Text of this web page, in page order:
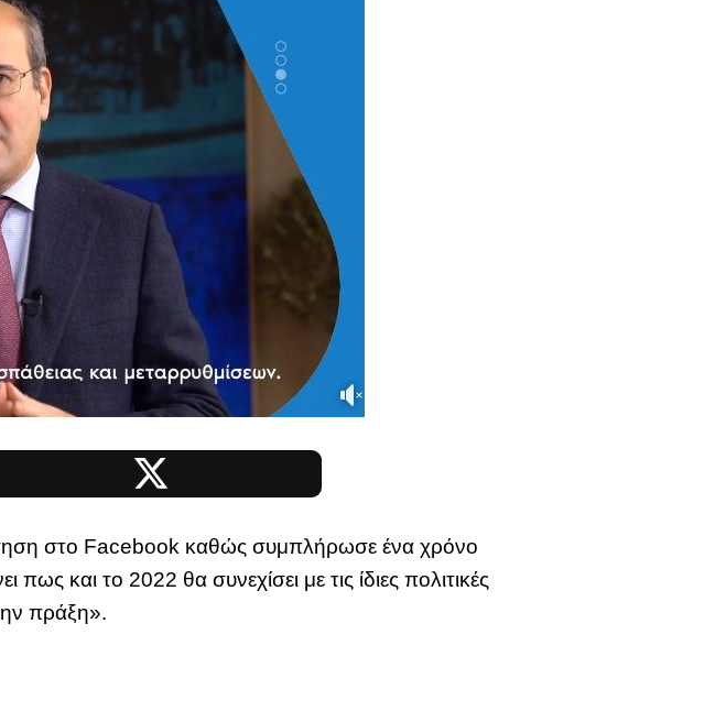
στο Facebook καθώς συμπλήρωσε ένα χρόνο
και το 2022 θα συνεχίσει με τις ίδιες πολιτικές
πράξη».